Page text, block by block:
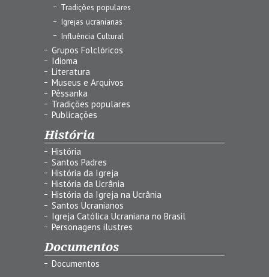
Tradições populares
Igrejas ucranianas
Influência Cultural
Grupos Folclóricos
Idioma
Literatura
Museus e Arquivos
Pêssanka
Tradições populares
Publicações
História
História
Santos Padres
História da Igreja
História da Ucrânia
História da Igreja na Ucrânia
Santos Ucranianos
Igreja Católica Ucraniana no Brasil
Personagens ilustres
Documentos
Documentos